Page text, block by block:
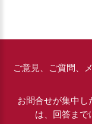
ご意見、ご質問、
お問合せが集中
は、回答まで